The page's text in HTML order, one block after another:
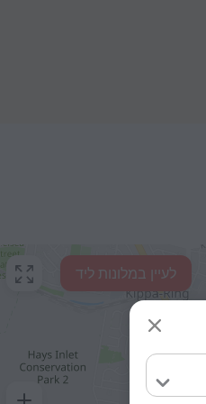
לעיין במלונות ליד